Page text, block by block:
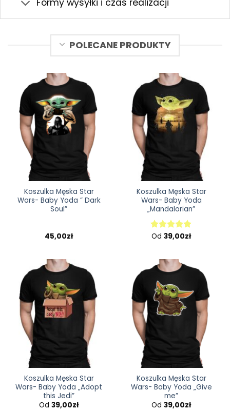
Formy wysyłki i czas realizacji
POLECANE PRODUKTY
Koszulka Męska Star
Wars- Baby Yoda ” Dark
Soul”
45,00zł
Koszulka Męska Star
Wars- Baby Yoda
„Mandalorian”
Oceniono
Od 39,00zł
Koszulka Męska Star
Wars- Baby Yoda „Adopt
this Jedi”
Od 39,00zł
Koszulka Męska Star
Wars- Baby Yoda „Give
me”
Od 39,00zł